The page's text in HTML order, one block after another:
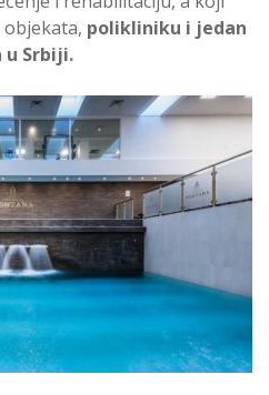
polikliniku i jedan
u Srbiji.